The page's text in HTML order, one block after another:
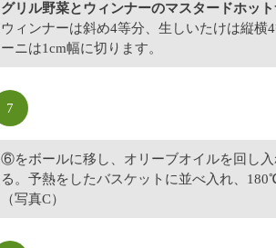
グリル野菜とウィンナーのマスタードホッ
ウィンナーは斜め4等分、生しいたけは縦横
ーニは1cm幅に切ります。
7
⑥をボールに移し、オリーブオイルを回し
る。予熱をしたバスケットに並べ入れ、
（写真C）